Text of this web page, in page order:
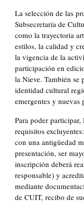
La selección de las
Subsecretaría de
como la trayectoria
estilos, la calidad y
la vigencia de la
participación en
la Nieve. También se
identidad cultural
emergentes y nuevas
Para poder
requisitos
con una antigüedad
presentación, ser
inscripción deberá
responsable) y
mediante
de CUIT, recibo de